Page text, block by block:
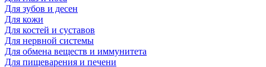
Для зубов и десен
Для кожи
Для костей и суставов
Для нервной системы
Для обмена веществ и иммунитета
Для пищеварения и печени